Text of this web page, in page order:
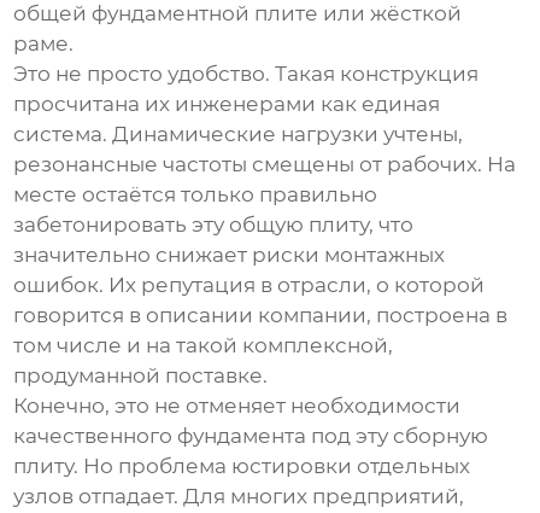
общей фундаментной плите или жёсткой
раме.
Это не просто удобство. Такая конструкция
просчитана их инженерами как единая
система. Динамические нагрузки учтены,
резонансные частоты смещены от рабочих. На
месте остаётся только правильно
забетонировать эту общую плиту, что
значительно снижает риски монтажных
ошибок. Их репутация в отрасли, о которой
говорится в описании компании, построена в
том числе и на такой комплексной,
продуманной поставке.
Конечно, это не отменяет необходимости
качественного фундамента под эту сборную
плиту. Но проблема юстировки отдельных
узлов отпадает. Для многих предприятий,